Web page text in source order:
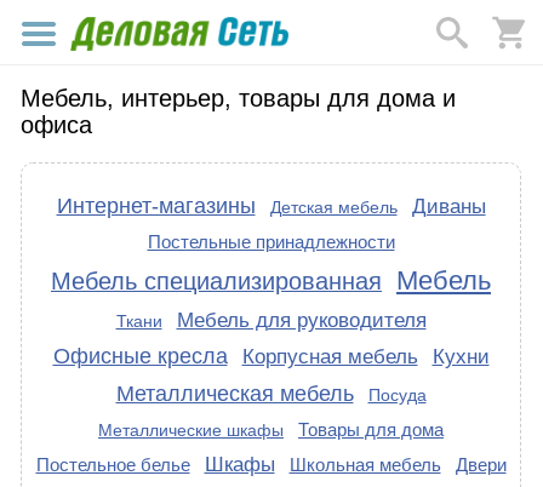
Мебель, интерьер, товары для дома и
офиса
Интернет-магазины Детская мебель Диваны
Постельные принадлежности
Мебель специализированная Мебель
Ткани Мебель для руководителя
Офисные кресла Корпусная мебель Кухни
Металлическая мебель
Посуда
Металлические шкафы
Товары для дома
Постельное белье
Шкафы Школьная мебель Двери